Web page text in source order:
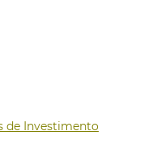
de Investimento